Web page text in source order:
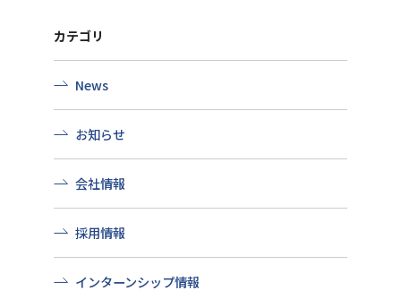
カテゴリ
News
お知らせ
会社情報
採用情報
インターンシップ情報